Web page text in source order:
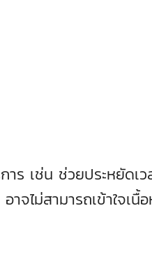
เช่น ช่วยประหยัดเ
จไม่สามารถเข้าใจเ